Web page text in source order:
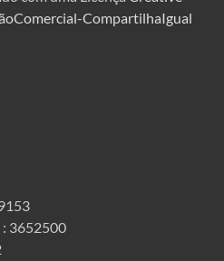
CompartilhaIgual
: 3652500